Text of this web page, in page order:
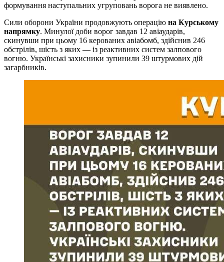
формування наступальних угруповань ворога не виявлено.
Сили оборони України продовжують операцію на Курському
напрямку. Минулої доби ворог завдав 12 авіаударів,
скинувши при цьому 16 керованих авіабомб, здійснив 246
обстрілів, шість з яких — із реактивних систем залпового
вогню. Українські захисники зупинили 39 штурмових дій
загарбників.